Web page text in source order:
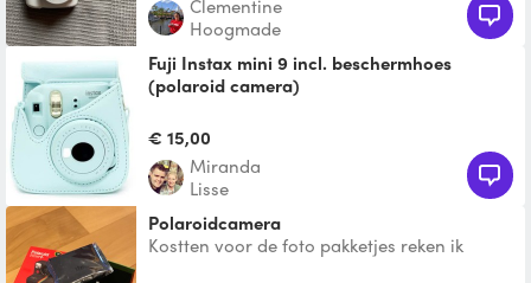
Clementine
Hoogmade
Fuji Instax mini 9 incl. beschermhoes
(polaroid camera)
10 foto's gemaakt kunnen worden. Kosten
per film: € 10.
€ 15,00
Miranda
Lisse
Polaroidcamera
Kostten voor de foto pakketjes reken ik